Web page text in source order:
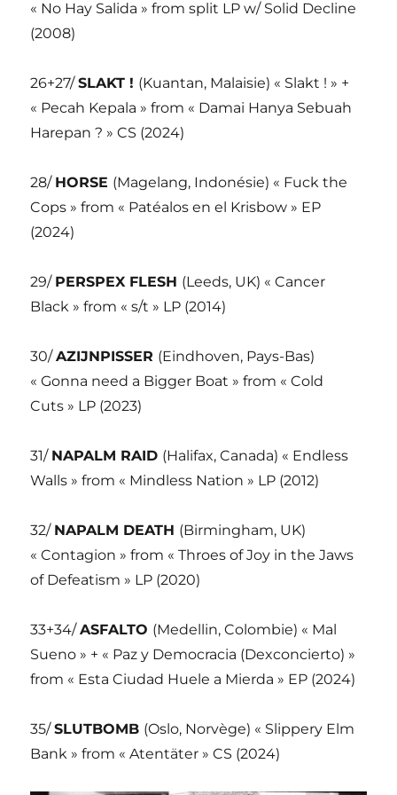
« No Hay Salida » from split LP w/ Solid Decline
(2008)
26+27/SLAKT ! (Kuantan, Malaisie) « Slakt ! » +
« Pecah Kepala » from « Damai Hanya Sebuah
Harepan ? » CS (2024)
28/ HORSE (Magelang, Indonésie) « Fuck the
Cops » from « Patéalos en el Krisbow » EP
(2024)
29/ PERSPEX FLESH (Leeds, UK) « Cancer
Black » from « s/t » LP (2014)
30/AZIJNPISSER (Eindhoven, Pays-Bas)
« Gonna need a Bigger Boat » from « Cold
Cuts » LP (2023)
31/ NAPALM RAID (Halifax, Canada) « Endless
Walls » from « Mindless Nation » LP (2012)
32/ NAPALM DEATH (Birmingham, UK)
« Contagion » from « Throes of Joy in the Jaws
of Defeatism » LP (2020)
33+34/ASFALTO (Medellin, Colombie) « Mal
Sueno » + « Paz y Democracia (Dexconcierto) »
from « Esta Ciudad Huele a Mierda » EP (2024)
35/SLUTBOMB (Oslo, Norvège) « Slippery Elm
Bank » from « Atentäter » CS (2024)